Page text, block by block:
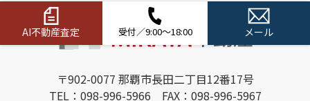
AI不動産査定 受付／9:00～18:00 メール
〒902-0077 那覇市長田二丁目12番17号
TEL：098-996-5966 FAX：098-996-5967